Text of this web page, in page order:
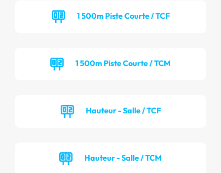
1 500m Piste Courte / TCF
1 500m Piste Courte / TCM
Hauteur - Salle / TCF
Hauteur - Salle / TCM